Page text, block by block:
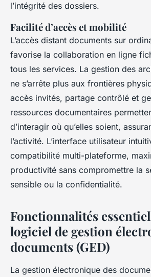
l’intégrité des dossiers.
Facilité d’accès et mobilité
L’accès distant documents sur
favorise la collaboration en ligne
tous les services. La gestion des
ne s’arrête plus aux frontières
accès invités, partage contrôlé et
ressources documentaires
d’interagir où qu’elles soient,
l’activité. L’interface utilisateur
compatibilité multi-plateforme,
productivité sans compromettre la
sensible ou la confidentialité.
Fonctionnalités
logiciel de gestion
documents (GED)
La gestion électronique des